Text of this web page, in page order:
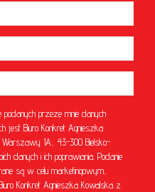
przeze mnie danych
jest Biuro Konkret Agnieszka
Warszawy 1A, 43-300 Bielsko-
danych i ich poprawiania. Podanie
są w celu marketingowym,
Konkret Agnieszka Kowalska z